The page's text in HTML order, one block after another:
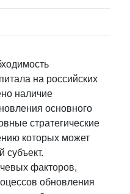
на российских
наличие
основного
стратегические
которых может
субъект.
факторов,
обновления